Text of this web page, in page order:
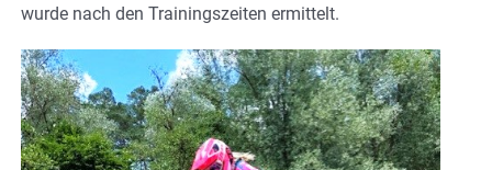
wurde nach den Trainingszeiten ermittelt.